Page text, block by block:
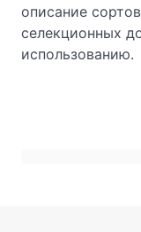
описание
селекционных
использованию.